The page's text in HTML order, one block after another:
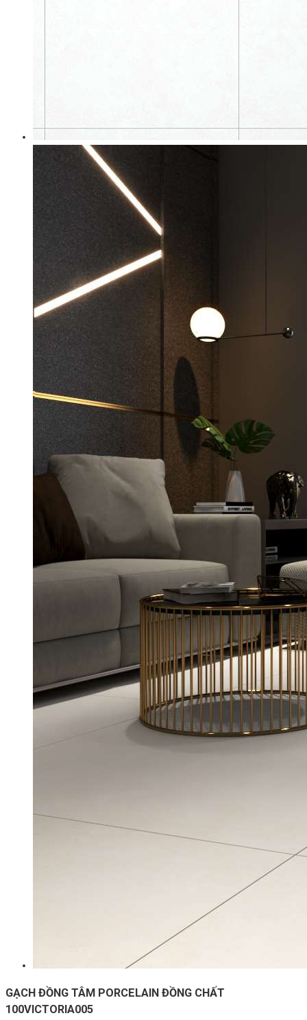
GẠCH ĐỒNG TÂM PORCELAIN ĐỒNG CHẤT
100VICTORIA005